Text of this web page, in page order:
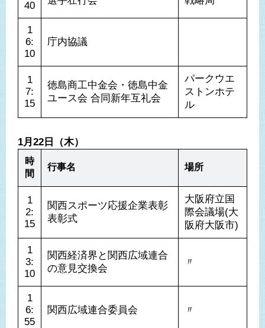
40
1
6:
10
庁内協議
1
7:
15
徳島商工中金会・徳島中金
ユース会 合同新年互礼会
パークウエ
ストンホテ
ル
1月22日（木）
時
間
行事名 場所
1
2:
15
関西スポーツ応援企業表彰
表彰式
大阪府立国
際会議場(大
阪府大阪市)
1
3:
10
関西経済界と関西広域連合
の意見交換会
〃
1
6:
55
関西広域連合委員会 〃